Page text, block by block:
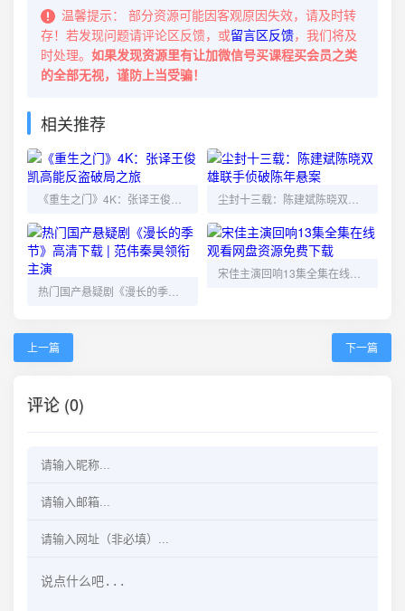
温馨提示：
部分资源可能因客观原因失效，请及时转
存！若发现问题请评论区反馈，或留言区反馈，我们将及
时处理。 如果发现资源里有让加微信号买课程买会员之类
的全部无视，谨防上当受骗！
相关推荐
上一篇 下一篇
评论 (0)